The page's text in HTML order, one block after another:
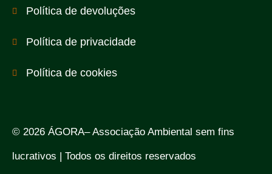
Política de devoluções
Política de privacidade
Política de cookies
© 2026 ÁGORA– Associação Ambiental sem fins
lucrativos | Todos os direitos reservados